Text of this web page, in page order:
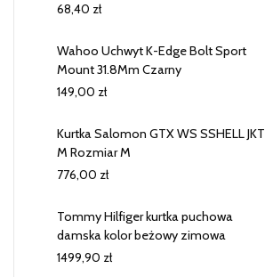
68,40 zł
Wahoo Uchwyt K-Edge Bolt Sport
Mount 31.8Mm Czarny
149,00 zł
Kurtka Salomon GTX WS SSHELL JKT
M Rozmiar M
776,00 zł
Tommy Hilfiger kurtka puchowa
damska kolor beżowy zimowa
1499,90 zł